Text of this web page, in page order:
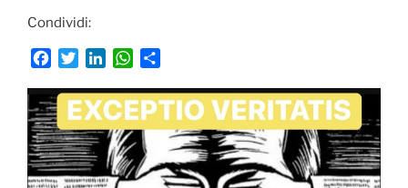
Condividi:
c
e
b
o
o
i
t
t
e
r
n
k
e
d
I
W
a
t
s
A
p
n
d
v
i